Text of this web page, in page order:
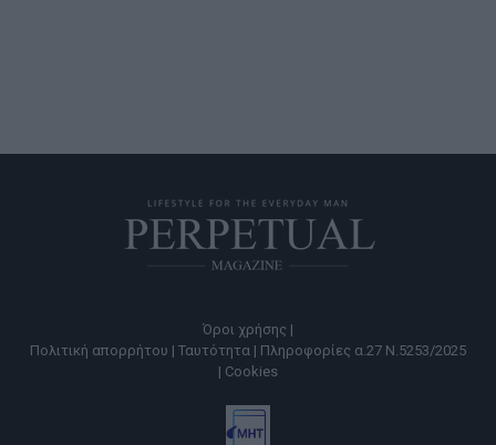
Όροι χρήσης |
Πολιτική απορρήτου | Ταυτότητα | Πληροφορίες α.27 Ν.5253/2025
| Cookies